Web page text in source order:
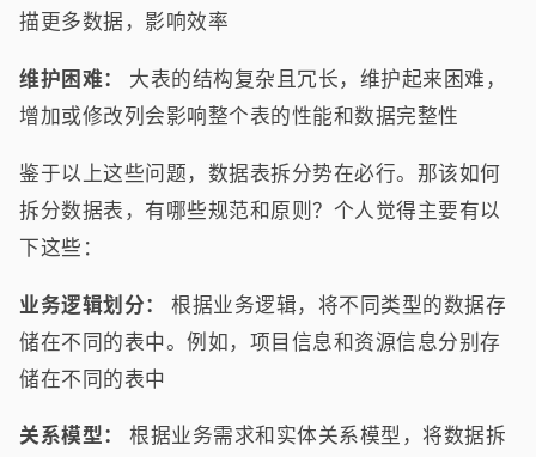
描更多数据，影响效率
维护困难：
大表的结构复杂且冗长，维护起来困难，
增加或修改列会影响整个表的性能和数据完整性
鉴于以上这些问题，数据表拆分势在必行。那该如何
拆分数据表，有哪些规范和原则？个人觉得主要有以
下这些：
业务逻辑划分：
根据业务逻辑，将不同类型的数据存
储在不同的表中。例如，项目信息和资源信息分别存
储在不同的表中
关系模型：
根据业务需求和实体关系模型，将数据拆